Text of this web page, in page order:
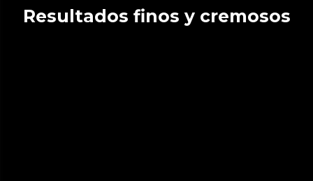
Resultados finos y cremosos